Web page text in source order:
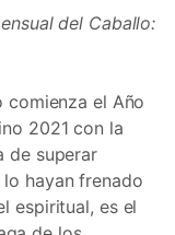
del Caballo:
comienza el Año
2021 con la
de superar
hayan frenado
espiritual, es el